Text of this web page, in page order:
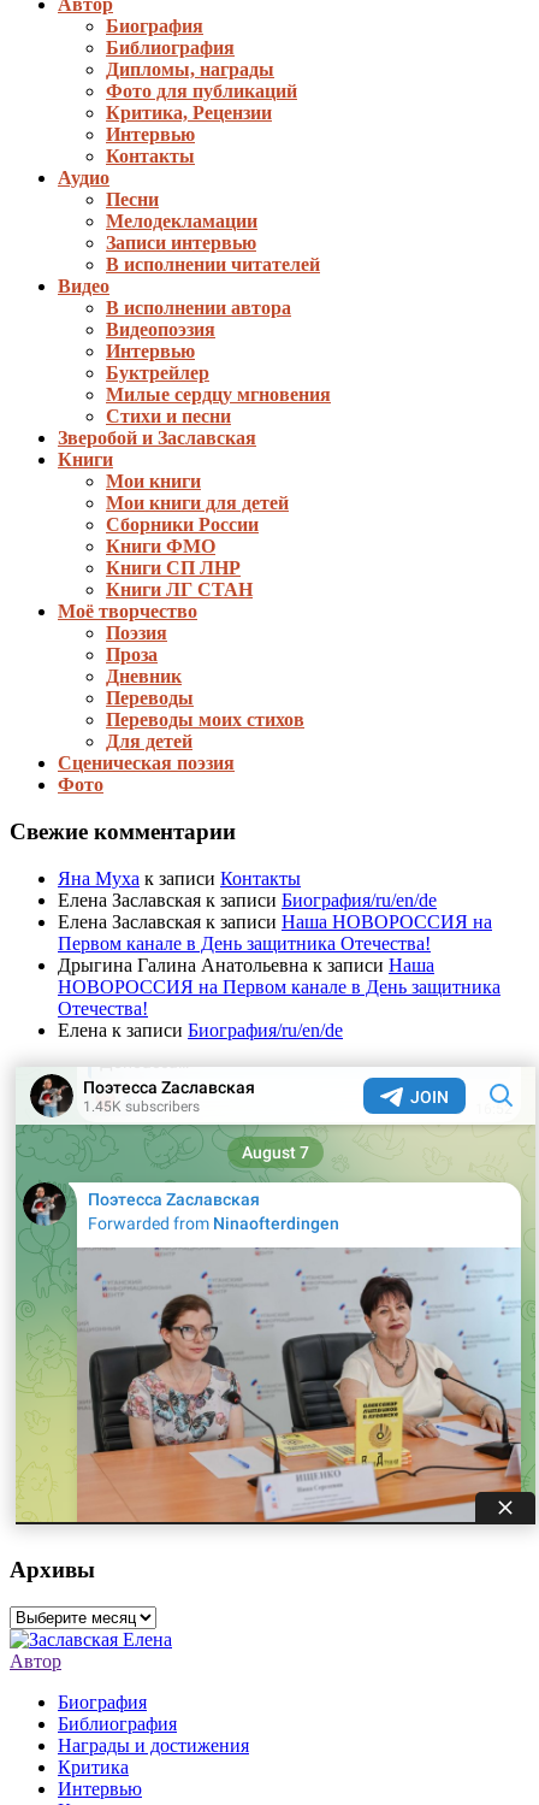
Автор
Биография
Библиография
Дипломы, награды
Фото для публикаций
Критика, Рецензии
Интервью
Контакты
Аудио
Песни
Мелодекламации
Записи интервью
В исполнении читателей
Видео
В исполнении автора
Видеопоэзия
Интервью
Буктрейлер
Милые сердцу мгновения
Стихи и песни
Зверобой и Заславская
Книги
Мои книги
Мои книги для детей
Сборники России
Книги ФМО
Книги СП ЛНР
Книги ЛГ СТАН
Моё творчество
Поэзия
Проза
Дневник
Переводы
Переводы моих стихов
Для детей
Сценическая поэзия
Фото
Свежие комментарии
Яна Муха к записи Контакты
Елена Заславская к записи Биография/ru/en/de
Елена Заславская к записи Наша НОВОРОССИЯ на
Первом канале в День защитника Отечества!
Дрыгина Галина Анатольевна к записи Наша
НОВОРОССИЯ на Первом канале в День защитника
Отечества!
Елена к записи Биография/ru/en/de
Архивы
Архивы
Автор
Биография
Библиография
Награды и достижения
Критика
Интервью